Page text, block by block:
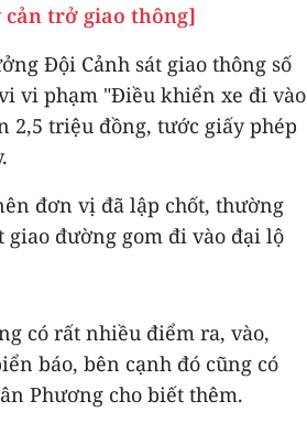
cản trở giao thông]
Đội Cảnh sát giao thông số
vi phạm "Điều khiển xe đi vào
2,5 triệu đồng, tước giấy phép
đơn vị đã lập chốt, thường
đường gom đi vào đại lộ
có rất nhiều điểm ra, vào,
báo, bên cạnh đó cũng có
Phương cho biết thêm.